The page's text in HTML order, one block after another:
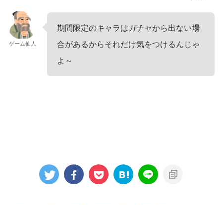
ゲーム仙人
期間限定のキャラはガチャから出ない場
合があるからそれだけ気をつけるんじゃ
よ～